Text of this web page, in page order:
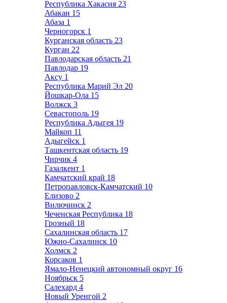
Республика Хакасия 23
Абакан 15
Абаза 1
Черногорск 1
Курганская область 23
Курган 22
Павлодарская область 21
Павлодар 19
Аксу 1
Республика Марий Эл 20
Йошкар-Ола 15
Волжск 3
Севастополь 19
Республика Адыгея 19
Майкоп 11
Адыгейск 1
Ташкентская область 19
Чирчик 4
Газалкент 1
Камчатский край 18
Петропавловск-Камчатский 10
Елизово 2
Вилючинск 2
Чеченская Республика 18
Грозный 18
Сахалинская область 17
Южно-Сахалинск 10
Холмск 2
Корсаков 1
Ямало-Ненецкий автономный округ 16
Ноябрьск 5
Салехард 4
Новый Уренгой 2